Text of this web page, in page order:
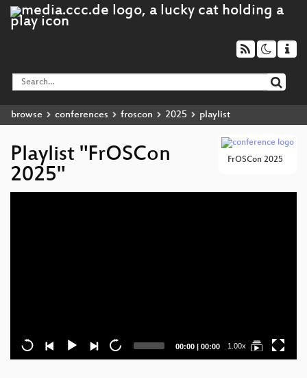
browse conferences froscon 2025 playlist
FrOSCon 2025
Playlist "FrOSCon
2025"
Current
00:00 | Total
00:00 1.00x